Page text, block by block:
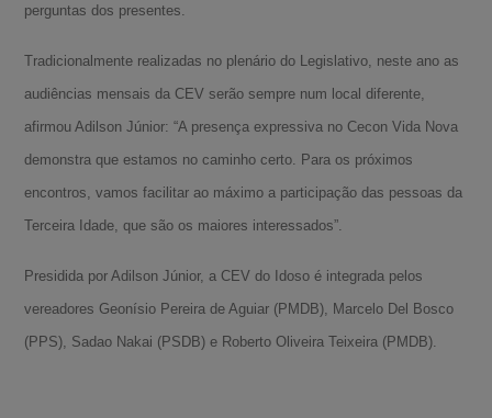
perguntas dos presentes.
Tradicionalmente realizadas no plenário do Legislativo, neste ano as
audiências mensais da CEV serão sempre num local diferente,
afirmou Adilson Júnior: “A presença expressiva no Cecon Vida Nova
demonstra que estamos no caminho certo. Para os próximos
encontros, vamos facilitar ao máximo a participação das pessoas da
Terceira Idade, que são os maiores interessados”.
Presidida por Adilson Júnior, a CEV do Idoso é integrada pelos
vereadores Geonísio Pereira de Aguiar (PMDB), Marcelo Del Bosco
(PPS), Sadao Nakai (PSDB) e Roberto Oliveira Teixeira (PMDB).